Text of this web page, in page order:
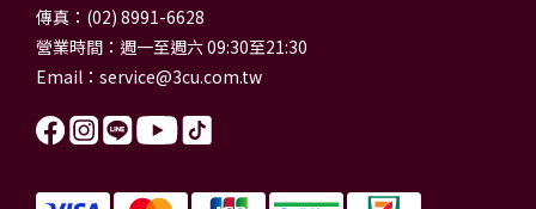
傳真：(02) 8991-6628
營業時間：週一至週六 09:30至21:30
Email： service@3cu.com.tw